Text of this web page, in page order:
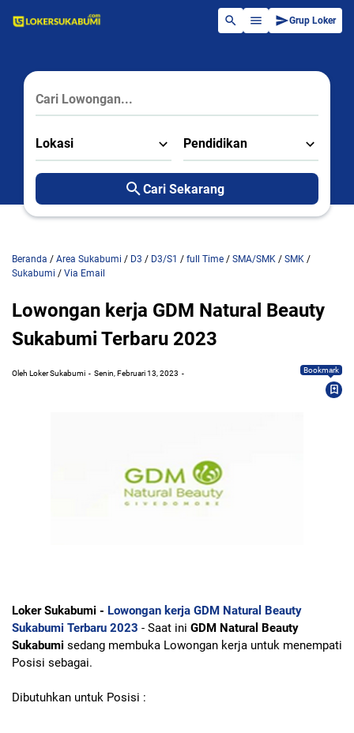
Grup Loker
Lokasi Pendidikan
Cari Sekarang
Beranda / Area Sukabumi / D3 / D3/S1 / full Time / SMA/SMK / SMK /
Sukabumi / Via Email
Lowongan kerja GDM Natural Beauty
Sukabumi Terbaru 2023
Oleh Loker Sukabumi Senin, Februari 13, 2023 Bookmark
Loker Sukabumi - Lowongan kerja GDM Natural Beauty
Sukabumi Terbaru 2023 - Saat ini GDM Natural Beauty
Sukabumi sedang membuka Lowongan kerja untuk menempati
Posisi sebagai.
Dibutuhkan untuk Posisi :